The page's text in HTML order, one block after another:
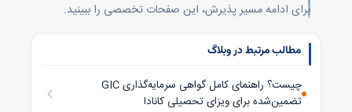
برای ادامه مسیر پذیرش، این صفحات تخصصی را ببینید.
مطالب مرتبط در وبلاگ
GIC چیست؟ راهنمای کامل گواهی سرمایه‌گذاری
تضمین‌شده برای ویزای تحصیلی کانادا